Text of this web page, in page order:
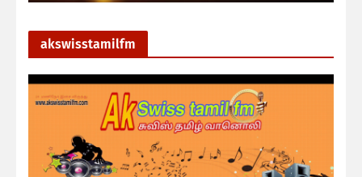
akswisstamilfm